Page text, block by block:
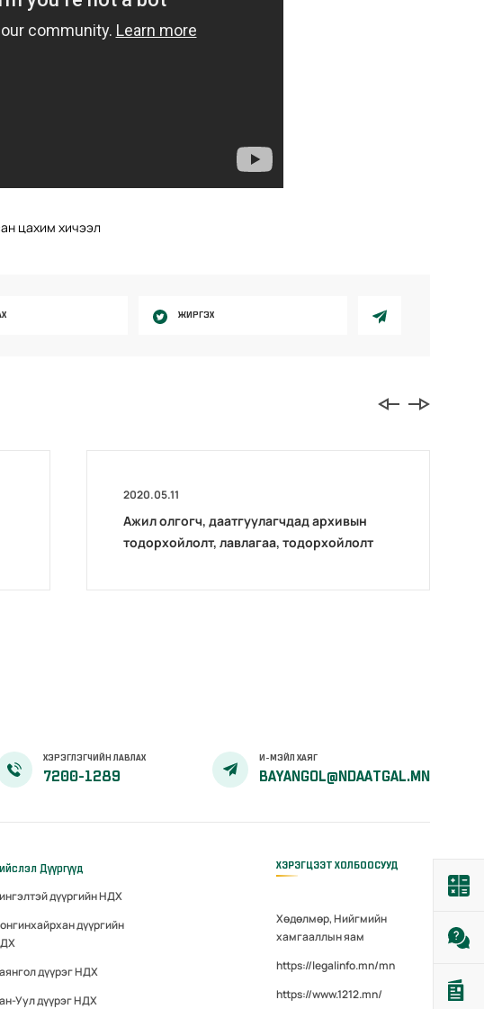
цахим хичээл
ЖИРГЭХ
2020.05.11
Ажил олгогч, даатгуулагчдад архивын
тодорхойлолт, лавлагаа, тодорхойлолт
ХЭРЭГЛЭГЧИЙН ЛАВЛАХ
7200-1289
И-МЭЙЛ ХАЯГ
BAYANGOL@NDAATGAL.MN
Дүүргүүд
дүүргийн НДХ
дүүргийн
дүүрэг НДХ
Уул дүүрэг НДХ
ХЭРЭГЦЭЭТ ХОЛБООСУУД
Хөдөлмөр, Нийгмийн
хамгааллын яам
https://legalinfo.mn/mn
https://www.1212.mn/